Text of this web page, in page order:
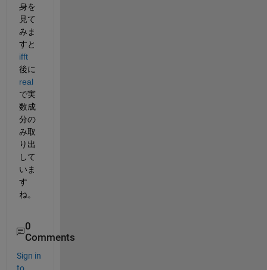
身を
見て
みま
すと
ifft
後に
real
で実
数成
分の
み取
り出
して
いま
す
ね。
0
Comments
Sign in